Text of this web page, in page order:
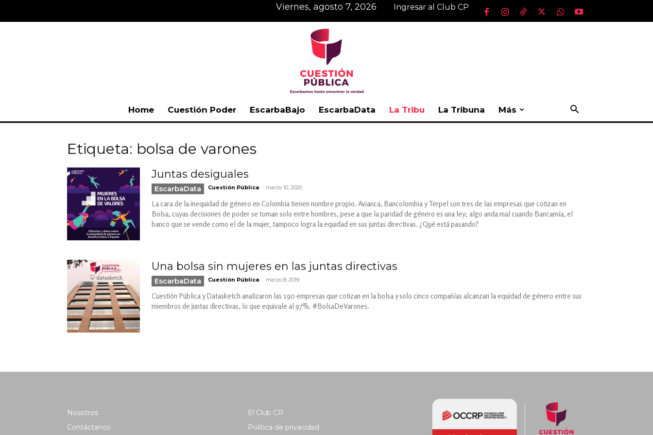
viernes, agosto 7, 2026 Ingresar al Club CP
Home Cuestión Poder EscarbaBajo EscarbaData La Tribu La Tribuna Más
Etiqueta: bolsa de varones
Juntas desiguales
EscarbaData Cuestión Pública - marzo 10, 2020
La cara de la inequidad de género en Colombia tienen nombre propio. Avianca, Bancolombia y Terpel son tres de las empresas que cotizan en
Bolsa, cuyas decisiones de poder se toman solo entre hombres, pese a que la paridad de género es una ley; algo anda mal cuando Bancamía, el
banco que se vende como el de la mujer, tampoco logra la equidad en sus juntas directivas. ¿Qué está pasando?
Una bolsa sin mujeres en las juntas directivas
EscarbaData Cuestión Pública - marzo 8, 2019
Cuestión Pública y Datasketch analizaron las 190 empresas que cotizan en la bolsa y solo cinco compañías alcanzan la equidad de género entre sus
miembros de juntas directivas, lo que equivale al 97%. #BolsaDeVarones.
Nosotros
Contáctanos
El Club CP
Política de privacidad